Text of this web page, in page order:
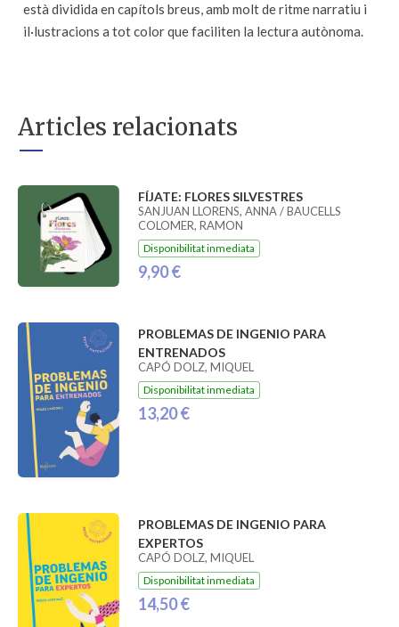
està dividida en capítols breus, amb molt de ritme narratiu i
il·lustracions a tot color que faciliten la lectura autònoma.
Articles relacionats
FÍJATE: FLORES SILVESTRES
SANJUAN LLORENS, ANNA / BAUCELLS
COLOMER, RAMON
Disponibilitat inmediata
9,90 €
PROBLEMAS DE INGENIO PARA
ENTRENADOS
CAPÓ DOLZ, MIQUEL
Disponibilitat inmediata
13,20 €
PROBLEMAS DE INGENIO PARA
EXPERTOS
CAPÓ DOLZ, MIQUEL
Disponibilitat inmediata
14,50 €